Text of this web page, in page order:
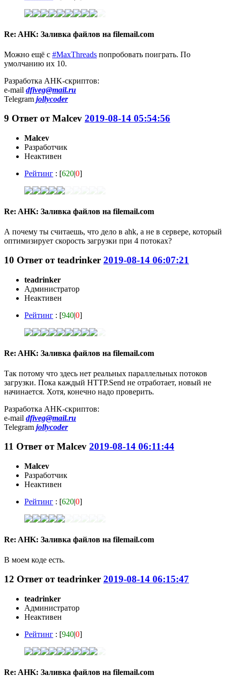
Re: AHK: Заливка файлов на filemail.com
Можно ещё с #MaxThreads попробовать поиграть. По
умолчанию их 10.
Разработка AHK-скриптов:
e-mail dfiveg@mail.ru
Telegram jollycoder
9 Ответ отMalcev 2019-08-14 05:54:56
Malcev
Разработчик
Неактивен
Рейтинг : [620|0]
Re: AHK: Заливка файлов на filemail.com
А почему ты считаешь, что дело в ahk, а не в сервере, который
оптимизирует скорость загрузки при 4 потоках?
10 Ответ отteadrinker 2019-08-14 06:07:21
teadrinker
Администратор
Неактивен
Рейтинг : [940|0]
Re: AHK: Заливка файлов на filemail.com
Так потому что здесь нет реальных параллельных потоков
загрузки. Пока каждый HTTP.Send не отработает, новый не
начинается. Хотя, конечно надо проверить.
Разработка AHK-скриптов:
e-mail dfiveg@mail.ru
Telegram jollycoder
11 Ответ отMalcev 2019-08-14 06:11:44
Malcev
Разработчик
Неактивен
Рейтинг : [620|0]
Re: AHK: Заливка файлов на filemail.com
В моем коде есть.
12 Ответ отteadrinker 2019-08-14 06:15:47
teadrinker
Администратор
Неактивен
Рейтинг : [940|0]
Re: AHK: Заливка файлов на filemail.com